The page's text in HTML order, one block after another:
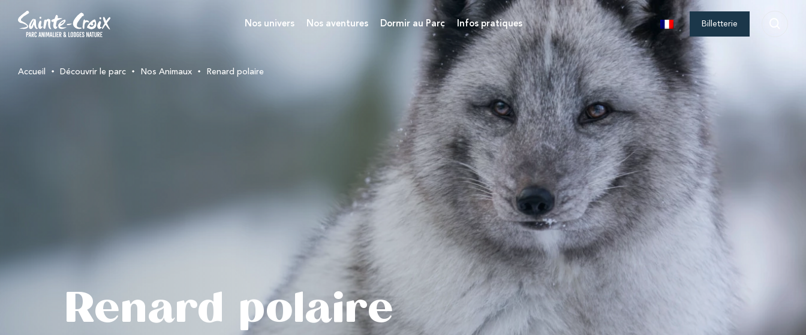
Nos univers Nos aventures Dormir au Parc Infos pratiques Billetterie
Accueil Découvrir le parc Nos Animaux Renard polaire
Renard polaire